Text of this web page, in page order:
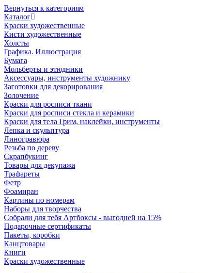
Вернуться к категориям
Каталог
Краски художественные
Кисти художественные
Холсты
Графика. Иллюстрация
Бумага
Мольберты и этюдники
Аксессуары, инструменты художнику
Заготовки для декорирования
Золочение
Краски для росписи ткани
Краски для росписи стекла и керамики
Краски для тела Грим, наклейки, инструменты
Лепка и скульптура
Линогравюра
Резьба по дереву
Скрапбукинг
Товары для декупажа
Трафареты
Фетр
Фоамиран
Картины по номерам
Наборы для творчества
Собрали для тебя Артбоксы - выгодней на 15%
Подарочные сертификаты
Пакеты, коробки
Канцтовары
Книги
Краски художественные